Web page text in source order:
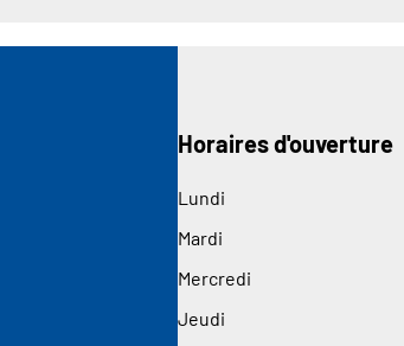
Horaires d'ouverture
Lundi
Mardi
Mercredi
Jeudi